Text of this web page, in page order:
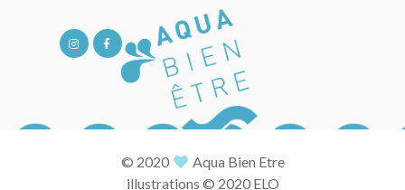
© 2020
Aqua Bien Etre
illustrations © 2020 ELO